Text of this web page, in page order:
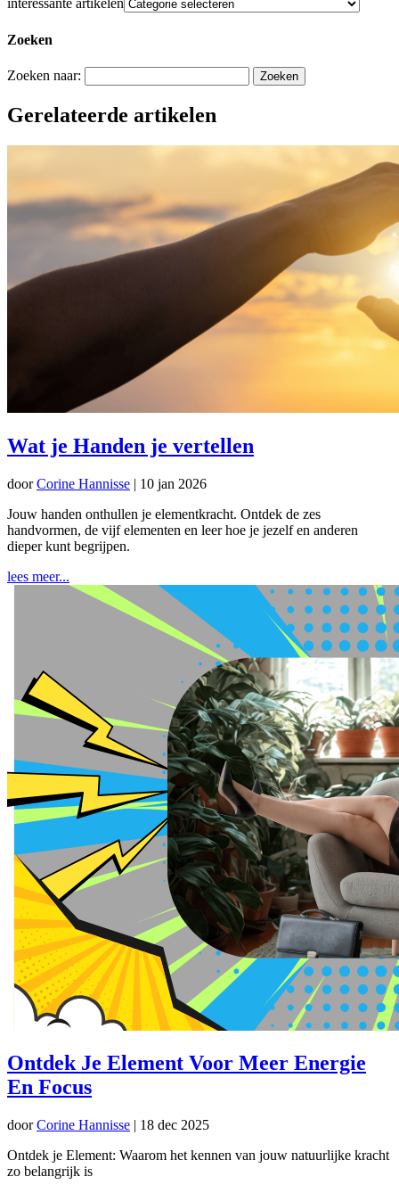
interessante artikelen
Zoeken
Zoeken naar:
Gerelateerde artikelen
Wat je Handen je vertellen
doorCorine Hannisse | 10 jan 2026
Jouw handen onthullen je elementkracht. Ontdek de zes
handvormen, de vijf elementen en leer hoe je jezelf en anderen
dieper kunt begrijpen.
lees meer...
Ontdek Je Element Voor Meer Energie
En Focus
doorCorine Hannisse | 18 dec 2025
Ontdek je Element: Waarom het kennen van jouw natuurlijke kracht
zo belangrijk is